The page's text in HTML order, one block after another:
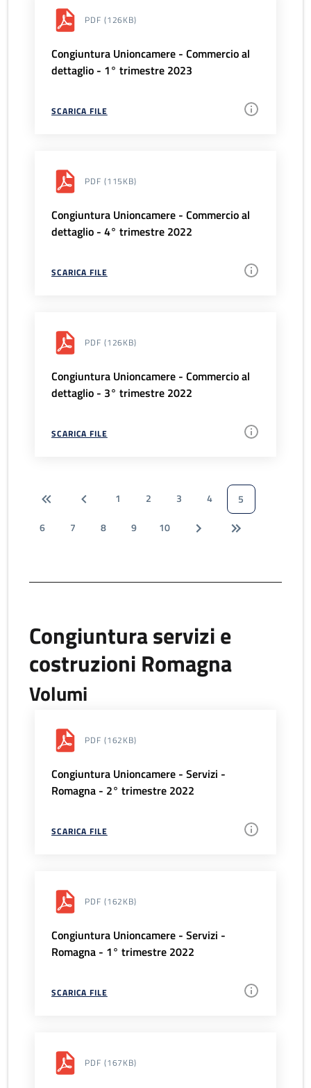
PDF (126KB)
Congiuntura Unioncamere - Commercio al
dettaglio - 1° trimestre 2023
SCARICA FILE
PDF (115KB)
Congiuntura Unioncamere - Commercio al
dettaglio - 4° trimestre 2022
SCARICA FILE
PDF (126KB)
Congiuntura Unioncamere - Commercio al
dettaglio - 3° trimestre 2022
SCARICA FILE
1 2 3 4
5
6
7 8 9 10
Congiuntura servizi e
costruzioni Romagna
Volumi
PDF (162KB)
Congiuntura Unioncamere - Servizi -
Romagna - 2° trimestre 2022
SCARICA FILE
PDF (162KB)
Congiuntura Unioncamere - Servizi -
Romagna - 1° trimestre 2022
SCARICA FILE
PDF (167KB)